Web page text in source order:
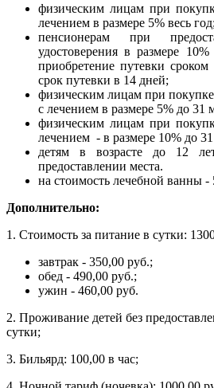
физическим лицам при
лечением в размере 5% весь год;
пенсионерам при
удостоверения в размере
приобретение путевки
срок путевки в 14 дней;
физическим лицам при
с лечением в размере 5% до 31
физическим лицам при
лечением - в размере 10% до 31
детям в возрасте до 12
предоставлении места.
на стоимость лечебной ванны -
Дополнительно:
1. Стоимость за питание в сутки:
завтрак - 350,00 руб.;
обед - 490,00 руб.;
ужин - 460,00 руб.
2. Проживание детей без
сутки;
3. Бильярд: 100,00 в час;